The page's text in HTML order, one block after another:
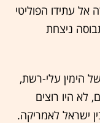
אל עתידו הפוליטי
ניצחת
הימין עלי-רשת,
לא היו רוצים
ישראל לאמריקה.